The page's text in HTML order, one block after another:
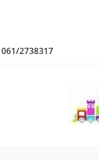
061/2738317